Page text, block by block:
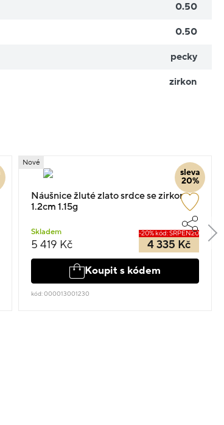
0.50
0.50
pecky
zirkon
sleva
20%
Nové
Náušnice žluté zlato srdce se zirkony
1.2cm 1.15g
Skladem
5 419 Kč
-20% kód: SRPEN20
4 335 Kč
Koupit s kódem
kód: 000013001230